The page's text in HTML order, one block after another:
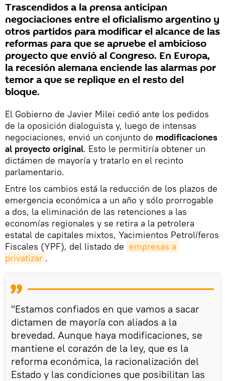
Trascendidos a la prensa anticipan
negociaciones entre el oficialismo argentino y
otros partidos para modificar el alcance de las
reformas para que se apruebe el ambicioso
proyecto que envió al Congreso. En Europa,
la recesión alemana enciende las alarmas por
temor a que se replique en el resto del
bloque.
El Gobierno de Javier Milei cedió ante los pedidos
de la oposición dialoguista y, luego de intensas
negociaciones, envió un conjunto de modificaciones
al proyecto original. Esto le permitiría obtener un
dictámen de mayoría y tratarlo en el recinto
parlamentario.
Entre los cambios está la reducción de los plazos de
emergencia económica a un año y sólo prorrogable
a dos, la eliminación de las retenciones a las
economías regionales y se retira a la petrolera
estatal de capitales mixtos, Yacimientos Petrolíferos
Fiscales (YPF), del listado de empresas a
privatizar .
"Estamos confiados en que vamos a sacar
dictamen de mayoría con aliados a la
brevedad. Aunque haya modificaciones, se
mantiene el corazón de la ley, que es la
reforma económica, la racionalización del
Estado y las condiciones que posibilitan las